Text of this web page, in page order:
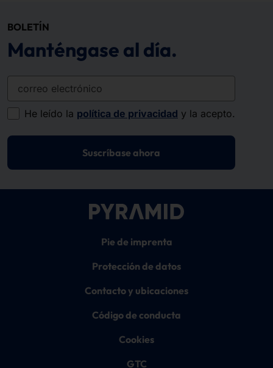
BOLETÍN
Manténgase al día.
correo electrónico
He leído la política de privacidad y la acepto.
Suscríbase ahora
Pie de imprenta
Protección de datos
Contacto y ubicaciones
Código de conducta
Cookies
GTC